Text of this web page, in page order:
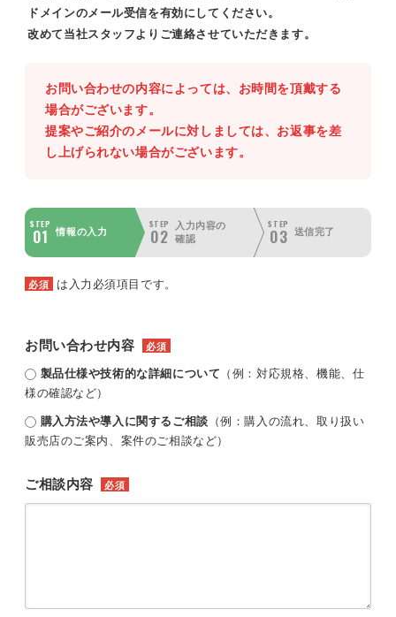
ドメインのメール受信を有効にしてください。
改めて当社スタッフよりご連絡させていただきます。
お問い合わせの内容によっては、お時間を頂戴する
場合がございます。
提案やご紹介のメールに対しましては、お返事を差
し上げられない場合がございます。
STEP
01 情報の入力
STEP
02
入力内容の
確認
STEP
03 送信完了
必須 は入力必須項目です。
お問い合わせ内容 必須
製品仕様や技術的な詳細について （例：対応規格、機能、仕
様の確認など）
購入方法や導入に関するご相談 （例：購入の流れ、取り扱い
販売店のご案内、案件のご相談など）
ご相談内容 必須